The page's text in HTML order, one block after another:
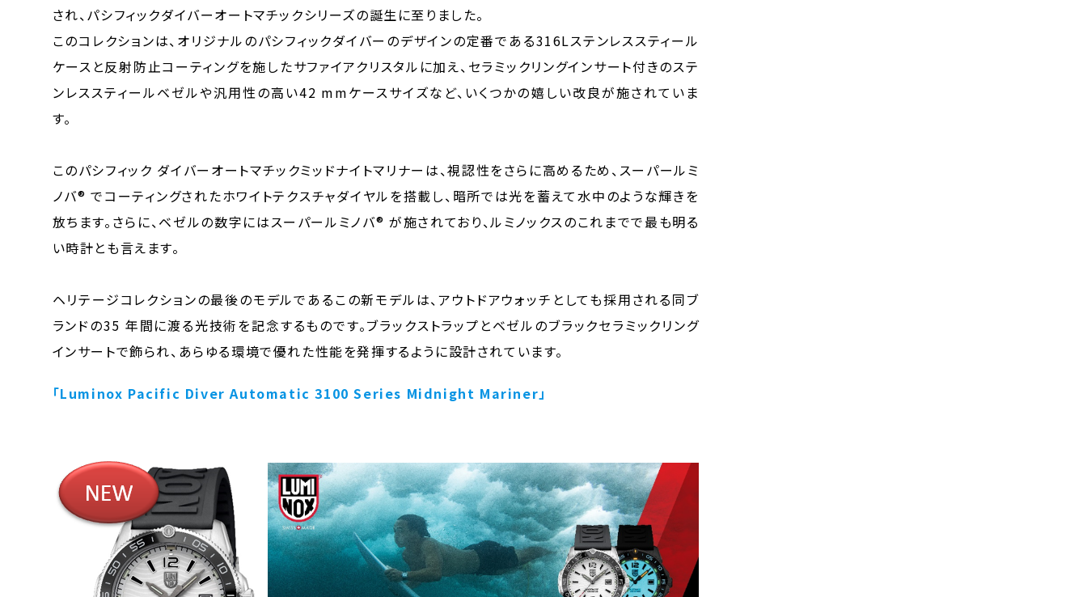
され、パシフィックダイバーオートマチックシリーズの誕生に至りました。
このコレクションは、オリジナルのパシフィックダイバーのデザインの定番である316Lステンレススティール
ケースと反射防止コーティングを施したサファイアクリスタルに加え、セラミックリングインサート付きのステ
ンレススティールベゼルや汎用性の高い42 mmケースサイズなど、いくつかの嬉しい改良が施されていま
す。
このパシフィック ダイバーオートマチックミッドナイトマリナーは、視認性をさらに高めるため、スーパールミ
ノバ® でコーティングされたホワイトテクスチャダイヤルを搭載し、暗所では光を蓄えて水中のような輝きを
放ちます。さらに、ベゼルの数字にはスーパールミノバ® が施されており、ルミノックスのこれまでで最も明る
い時計とも言えます。
ヘリテージコレクションの最後のモデルであるこの新モデルは、アウトドアウォッチとしても採用される同ブ
ランドの35 年間に渡る光技術を記念するものです。ブラックストラップとベゼルのブラックセラミックリング
インサートで飾られ、あらゆる環境で優れた性能を発揮するように設計されています。
「Luminox Pacific Diver Automatic 3100 Series Midnight Mariner」